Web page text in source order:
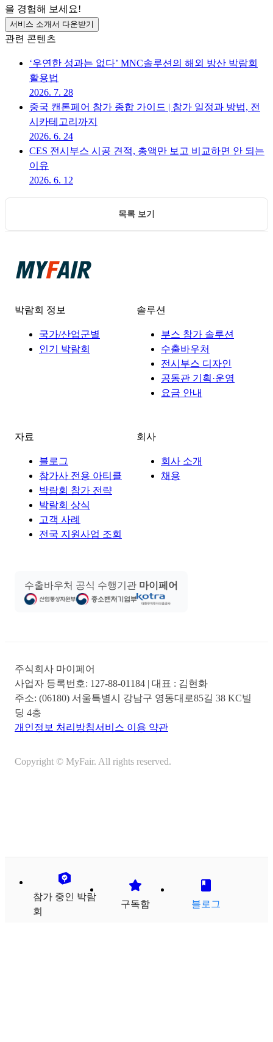
을 경험해 보세요!
서비스 소개서 다운받기
관련 콘텐츠
‘우연한 성과는 없다’ MNC솔루션의 해외 방산 박람회
활용법
2026. 7. 28
중국 캔톤페어 참가 종합 가이드 | 참가 일정과 방법, 전
시카테고리까지
2026. 6. 24
CES 전시부스 시공 견적, 총액만 보고 비교하면 안 되는
이유
2026. 6. 12
목록 보기
박람회 정보
국가/산업군별
인기 박람회
솔루션
부스 참가 솔루션
수출바우처
전시부스 디자인
공동관 기획·운영
요금 안내
자료
블로그
참가사 전용 아티클
박람회 참가 전략
박람회 상식
고객 사례
전국 지원사업 조회
회사
회사 소개
채용
수출바우처 공식 수행기관 마이페어
주식회사 마이페어
사업자 등록번호: 127-88-01184 | 대표 : 김현화
주소: (06180) 서울특별시 강남구 영동대로85길 38 KC빌
딩 4층
개인정보 처리방침서비스 이용 약관
Copyright © MyFair. All rights reserved.
참가 중인 박람
회
구독함 블로그